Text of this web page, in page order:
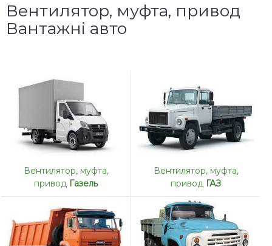
Вентилятор, муфта, привод
Вантажні авто
Вентилятор, муфта,
привод Газель
Вентилятор, муфта,
привод ГАЗ